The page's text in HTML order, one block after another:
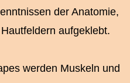
der Anatomie,
aufgeklebt.
werden Muskeln und